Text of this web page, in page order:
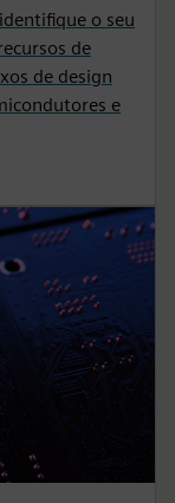
o seu
de
de design
e